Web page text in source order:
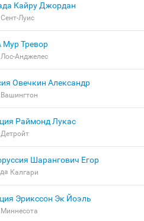
Кайру Джордан
Сент-Луис
Мур Тревор
Лос-Анджелес
Овечкин Александр
Вашингтон
Раймонд Лукас
Детройт
Шарангович Егор
Калгари
Эрикссон Эк Йоэль
Миннесота